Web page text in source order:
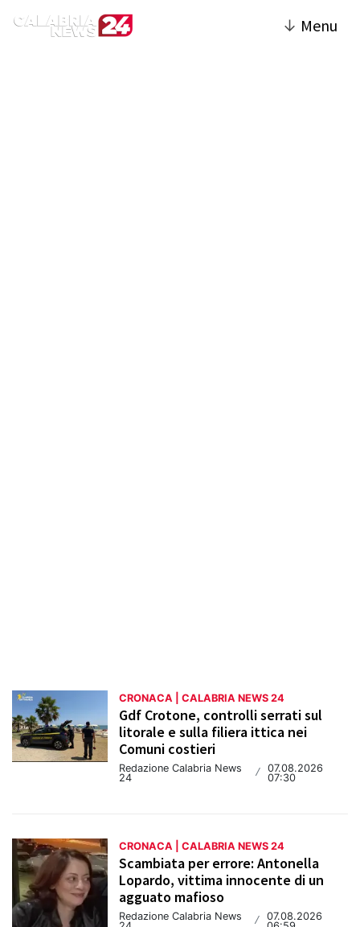
↓ Menu
CRONACA | CALABRIA NEWS 24
Gdf Crotone, controlli serrati sul
litorale e sulla filiera ittica nei
Comuni costieri
Redazione Calabria News
24
/ 07.08.2026
07:30
CRONACA | CALABRIA NEWS 24
Scambiata per errore: Antonella
Lopardo, vittima innocente di un
agguato mafioso
Redazione Calabria News
/
07.08.2026